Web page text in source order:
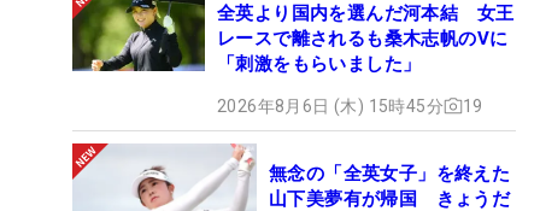
全英より国内を選んだ河本結 女王
レースで離されるも桑木志帆のVに
「刺激をもらいました」
2026年8月6日 (木) 15時45分 19
無念の「全英女子」を終えた
山下美夢有が帰国 きょうだ